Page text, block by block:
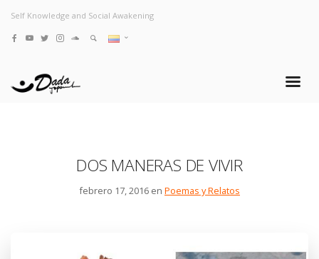
Self Knowledge and Social Awakening
DOS MANERAS DE VIVIR
febrero 17, 2016 en Poemas y Relatos